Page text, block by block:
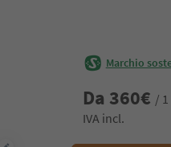
Marchio
Da 360€ /
IVA incl.